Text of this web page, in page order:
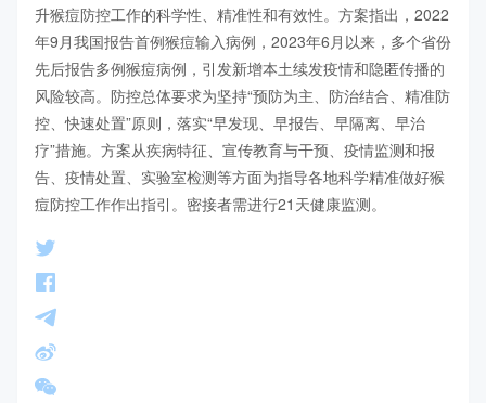
升猴痘防控工作的科学性、精准性和有效性。方案指出，2022
年9月我国报告首例猴痘输入病例，2023年6月以来，多个省份
先后报告多例猴痘病例，引发新增本土续发疫情和隐匿传播的
风险较高。防控总体要求为坚持“预防为主、防治结合、精准防
控、快速处置”原则，落实“早发现、早报告、早隔离、早治
疗”措施。方案从疾病特征、宣传教育与干预、疫情监测和报
告、疫情处置、实验室检测等方面为指导各地科学精准做好猴
痘防控工作作出指引。密接者需进行21天健康监测。